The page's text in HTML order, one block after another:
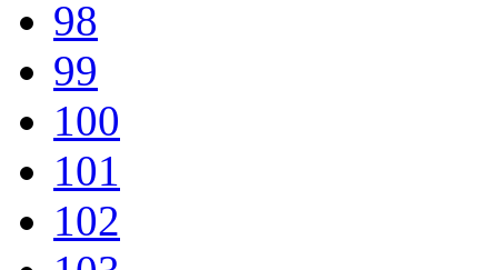
98
99
100
101
102